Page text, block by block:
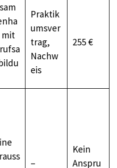
mit
Praktik
umsver
trag,
Nachw
eis
255 €
–
Kein
Anspru